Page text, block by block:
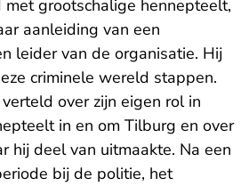
met grootschalige hennepteelt,
aanleiding van een
leider van de organisatie. Hij
criminele wereld stappen.
over zijn eigen rol in
in en om Tilburg en over
hij deel van uitmaakte. Na een
bij de politie, het